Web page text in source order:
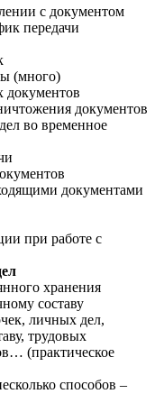
с документом
передачи
(много)
документов
документов
во временное
документами
при работе с
хранения
составу
личных дел,
трудовых
(практическое
способов –